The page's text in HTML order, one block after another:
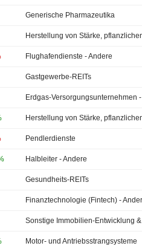
Generische Pharmazeutika
Flughafendienste - Andere
Gastgewerbe-REITs
Erdgas-Versorgungsunternehmen
Pendlerdienste
Halbleiter - Andere
Gesundheits-REITs
Finanztechnologie (Fintech) -
Motor- und Antriebsstrangsysteme